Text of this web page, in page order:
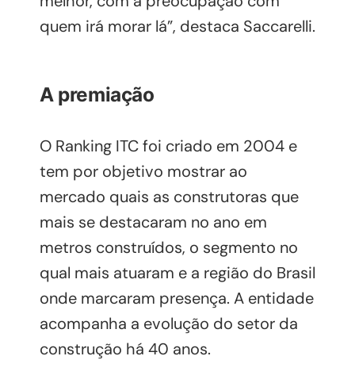
quem irá morar lá”, destaca Saccarelli.
A premiação
O Ranking ITC foi criado em 2004 e
tem por objetivo mostrar ao
mercado quais as construtoras que
mais se destacaram no ano em
metros construídos, o segmento no
qual mais atuaram e a região do Brasil
onde marcaram presença. A entidade
acompanha a evolução do setor da
construção há 40 anos.